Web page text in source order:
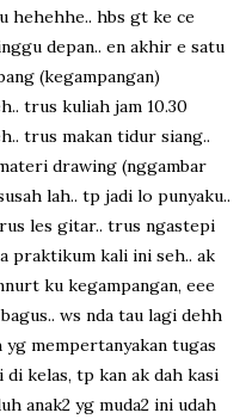
hehehhe.. hbs gt ke ce
depan.. en akhir e satu
(kegampangan)
trus kuliah jam 10.30
trus makan tidur siang..
drawing (nggambar
lah.. tp jadi lo punyaku..
les gitar.. trus ngastepi
praktikum kali ini seh.. ak
ku kegampangan, eee
ws nda tau lagi dehh
mempertanyakan tugas
kelas, tp kan ak dah kasi
anak2 yg muda2 ini udah